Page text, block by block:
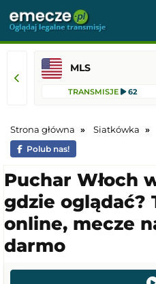
MLS
TRANSMISJE 62
Strona główna Siatkówka
Polub nas!
Puchar Włoch
gdzie oglądać?
online, mecze
darmo